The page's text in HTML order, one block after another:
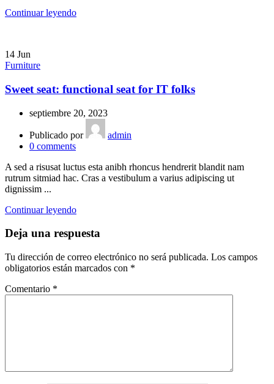
Continuar leyendo
14 Jun
Furniture
Sweet seat: functional seat for IT folks
septiembre 20, 2023
Publicado por
admin
0 comments
A sed a risusat luctus esta anibh rhoncus hendrerit blandit nam
rutrum sitmiad hac. Cras a vestibulum a varius adipiscing ut
dignissim ...
Continuar leyendo
Deja una respuesta
Tu dirección de correo electrónico no será publicada. Los campos
obligatorios están marcados con *
Comentario *